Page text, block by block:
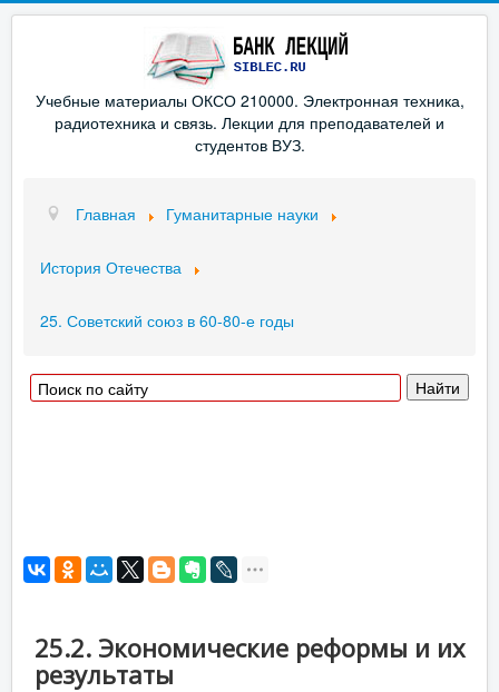
Учебные материалы ОКСО 210000. Электронная техника,
радиотехника и связь. Лекции для преподавателей и
студентов ВУЗ.
Главная Гуманитарные науки
История Отечества
25. Советский союз в 60-80-е годы
25.2. Экономические реформы и их
результаты